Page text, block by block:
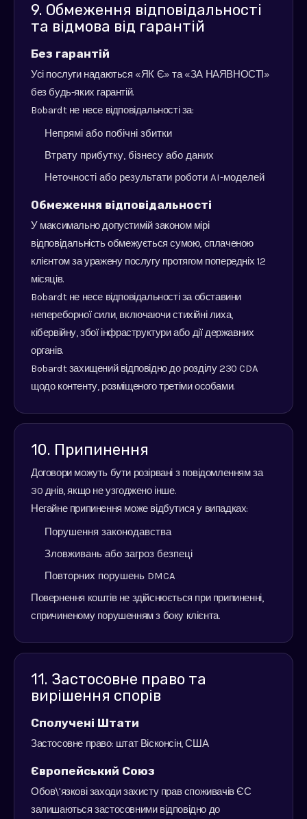
9. Обмеження відповідальності
та відмова від гарантій
Без гарантій
Усі послуги надаються «ЯК Є» та «ЗА НАЯВНОСТІ»
без будь-яких гарантій.
Bobardt не несе відповідальності за:
Непрямі або побічні збитки
Втрату прибутку, бізнесу або даних
Неточності або результати роботи AI-моделей
Обмеження відповідальності
У максимально допустимій законом мірі
відповідальність обмежується сумою, сплаченою
клієнтом за уражену послугу протягом попередніх 12
місяців.
Bobardt не несе відповідальності за обставини
непереборної сили, включаючи стихійні лиха,
кібервійну, збої інфраструктури або дії державних
органів.
Bobardt захищений відповідно до розділу 230 CDA
щодо контенту, розміщеного третіми особами.
10. Припинення
Договори можуть бути розірвані з повідомленням за
30 днів, якщо не узгоджено інше.
Негайне припинення може відбутися у випадках:
Порушення законодавства
Зловживань або загроз безпеці
Повторних порушень DMCA
Повернення коштів не здійснюється при припиненні,
спричиненому порушенням з боку клієнта.
11. Застосовне право та
вирішення спорів
Сполучені Штати
Застосовне право: штат Вісконсін, США
Європейський Союз
Обов\'язкові заходи захисту прав споживачів ЄС
залишаються застосовними відповідно до